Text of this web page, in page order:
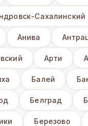
Сахалинский
Анива
Арти
Балей
Белград
Березово